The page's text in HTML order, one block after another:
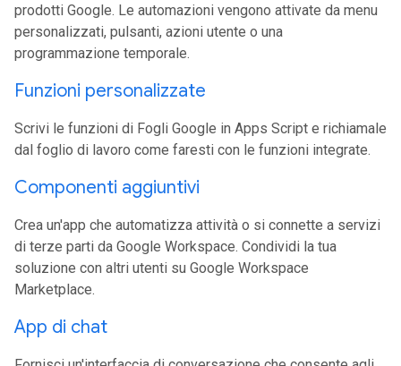
prodotti Google. Le automazioni vengono attivate da menu
personalizzati, pulsanti, azioni utente o una
programmazione temporale.
Funzioni personalizzate
Scrivi le funzioni di Fogli Google in Apps Script e richiamale
dal foglio di lavoro come faresti con le funzioni integrate.
Componenti aggiuntivi
Crea un'app che automatizza attività o si connette a servizi
di terze parti da Google Workspace. Condividi la tua
soluzione con altri utenti su Google Workspace
Marketplace.
App di chat